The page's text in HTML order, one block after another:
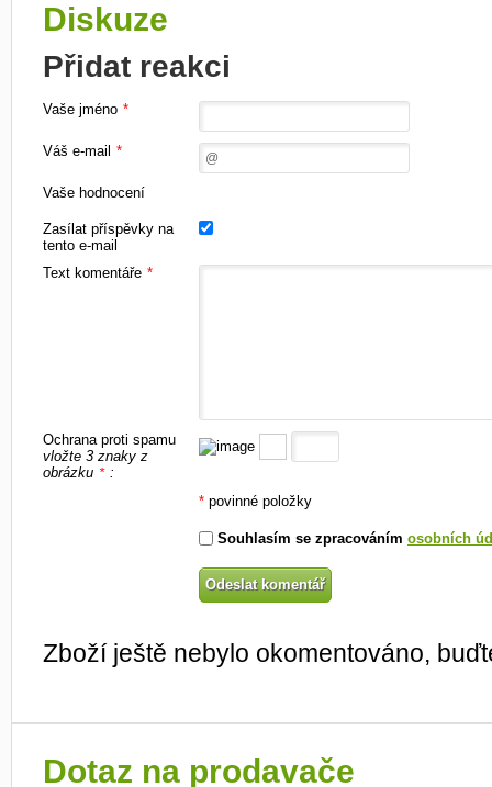
Diskuze
Přidat reakci
Vaše jméno *
Váš e-mail *
Vaše hodnocení
Zasílat příspěvky na
tento e-mail
Text komentáře *
Ochrana proti spamu
vložte 3 znaky z
obrázku * :
* povinné položky
Souhlasím se zpracováním osobních
Zboží ještě nebylo okomentováno,
Dotaz na prodavače